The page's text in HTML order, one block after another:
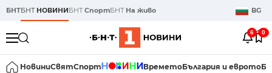
БНТБНТ НОВИНИБНТСпортБНТ На живо BG
6 0
НовиниСвятСпорт ВреметоБългария и еврото